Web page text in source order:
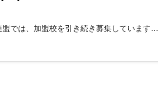
では、加盟校を引き続き募集しています…